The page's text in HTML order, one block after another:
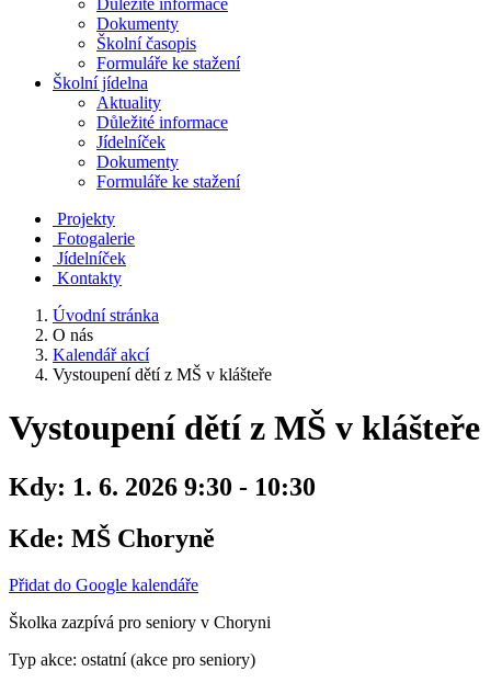
Důležité informace
Dokumenty
Školní časopis
Formuláře ke stažení
Školní jídelna
Aktuality
Důležité informace
Jídelníček
Dokumenty
Formuláře ke stažení
Projekty
Fotogalerie
Jídelníček
Kontakty
Úvodní stránka
O nás
Kalendář akcí
Vystoupení dětí z MŠ v klášteře
Vystoupení dětí z MŠ v klášteře
Kdy: 1. 6. 2026 9:30 - 10:30
Kde: MŠ Choryně
Přidat do Google kalendáře
Školka zazpívá pro seniory v Choryni
Typ akce: ostatní (akce pro seniory)